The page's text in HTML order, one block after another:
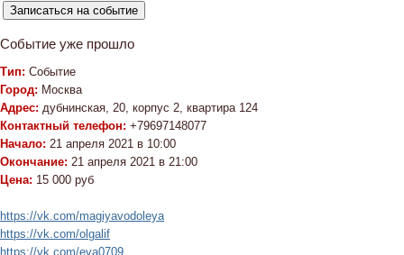
Событие уже прошло
Тип: Событие
Город: Москва
Адрес: дубнинская, 20, корпус 2, квартира 124
Контактный телефон: +79697148077
Начало: 21 апреля 2021 в 10:00
Окончание: 21 апреля 2021 в 21:00
Цена: 15 000 руб
https://vk.com/magiyavodoleya
https://vk.com/olgalif
https://vk.com/eva0709